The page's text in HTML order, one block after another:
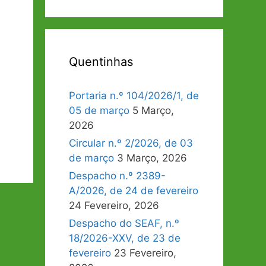
Quentinhas
Portaria n.º 104/2026/1, de
05 de março 5 Março,
2026
Circular n.º 2/2026, de 03
de março 3 Março, 2026
Despacho n.º 2389-
A/2026, de 24 de fevereiro
24 Fevereiro, 2026
Despacho do SEAF, n.º
18/2026-XXV, de 23 de
fevereiro 23 Fevereiro,